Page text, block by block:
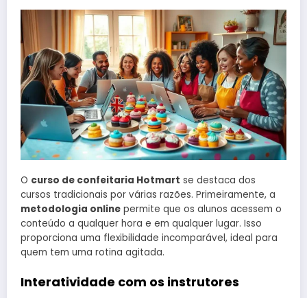
O curso de confeitaria Hotmart se destaca dos
cursos tradicionais por várias razões. Primeiramente, a
metodologia online permite que os alunos acessem o
conteúdo a qualquer hora e em qualquer lugar. Isso
proporciona uma flexibilidade incomparável, ideal para
quem tem uma rotina agitada.
Interatividade com os instrutores